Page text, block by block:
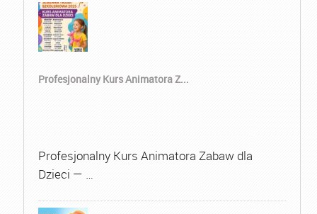
Profesjonalny Kurs Animatora Z...
Profesjonalny Kurs Animatora Zabaw dla
Dzieci — …